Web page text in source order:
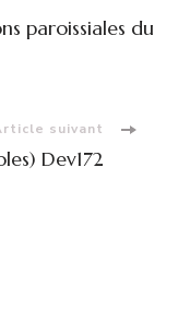
paroissiales du
suivant
Dev172